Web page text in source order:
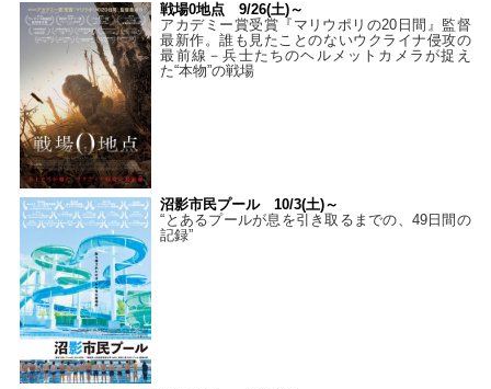
戦場0地点 9/26(土)～
アカデミー賞受賞『マリウポリの20日間』監督
最新作。誰も見たことのないウクライナ侵攻の
最前線－兵士たちのヘルメットカメラが捉え
た“本物”の戦場
沼影市民プール 10/3(土)～
“とあるプールが息を引き取るまでの、49日間の
記録”